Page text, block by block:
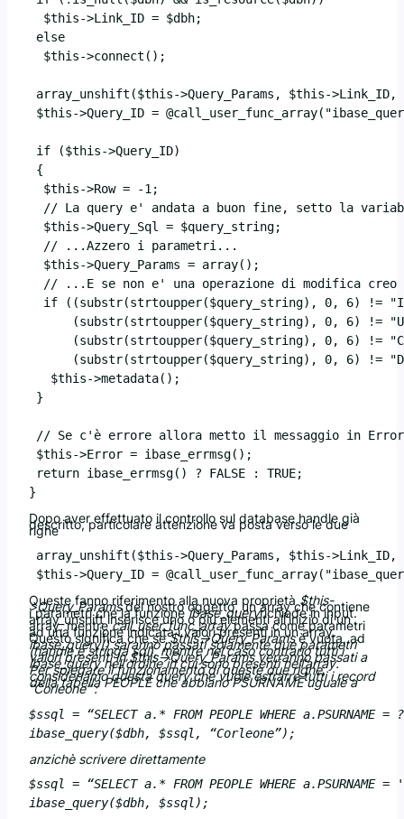
  $this->Link_ID = $dbh;
else
  $this->connect();
array_unshift($this->Query_Params, $this-
$this->Query_ID =
if ($this->Query_ID)
{
  $this->Row = -1;
// La query e' andata a buon fine, setto la
  $this->Query_Sql = $query_string;
  // ...Azzero i parametri...
  $this->Query_Params = array();
// ...E se non e' una operazione di modifica creo
if ((substr(strtoupper($query_string), 0, 6) !=
(substr(strtoupper($query_string), 0, 6) !=
(substr(strtoupper($query_string), 0, 6) !=
(substr(strtoupper($query_string), 0, 6) !=
   $this->metadata();
}
// Se c'è errore allora metto il messaggio in Error
$this->Error = ibase_errmsg();
return ibase_errmsg() ? FALSE : TRUE;
Dopo aver effettuato il controllo sul database handle già
descritto, particolare attenzione va posta verso le due
righe
array_unshift($this->Query_Params, $this-
Queste fanno riferimento alla nuova proprietà $this-
>Query_Paramsdel nostro oggetto, un array che contiene
i parametri che la funzioneibase_queryrichiede in input.
array_unshift inserisce uno o più elementi all’inizio di un
array, mentrecall_user_func_arraypassa come parametri
ad una funzione indicata i valori presenti in un array.
Questo significa che se$this->Query_Paramsè vuota, ad
ibase_query()saranno passati solamente due parametri
(handle e stringa sql), mentre nel caso contrario tutti i
valori presenti in$this->Query_Paramsverranno passati a
ibase_query nell’ordine in cui sono presenti nell’array.
Per spiegare il funzionamento di queste due righe,
consideriamo questa query che vuole estrarre tutti i record
della tabella PEOPLE che abbiano PSURNAME uguale a
“Corleone” :
$ssql = “SELECT a.* FROM PEOPLE WHERE a.PSURNAME =
anzichè scrivere direttamente
$ssql = “SELECT a.* FROM PEOPLE WHERE a.PSURNAME